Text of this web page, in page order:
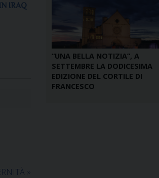
IRAQ
»
“UNA BELLA NOTIZIA”, A
SETTEMBRE LA DODICESIMA
EDIZIONE DEL CORTILE DI
FRANCESCO